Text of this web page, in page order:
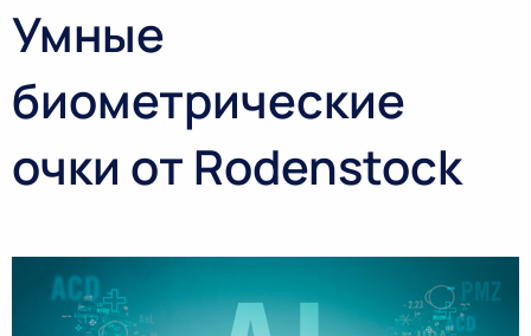
Умные
биометрические
очки от Rodenstock